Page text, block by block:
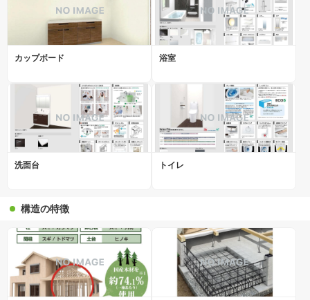
カップボード 浴室
洗面台 トイレ
構造の特徴